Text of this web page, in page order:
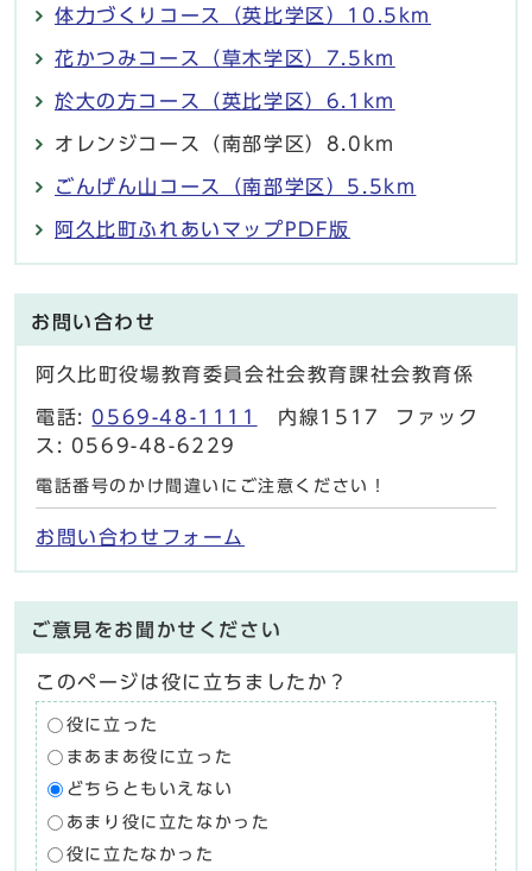
体力づくりコース（英比学区）10.5km
花かつみコース（草木学区）7.5km
於大の方コース（英比学区）6.1km
オレンジコース（南部学区）8.0km
ごんげん山コース（南部学区）5.5km
阿久比町ふれあいマップPDF版
お問い合わせ
阿久比町役場教育委員会社会教育課社会教育係
電話: 0569-48-1111
内線1517 ファック
ス: 0569-48-6229
電話番号のかけ間違いにご注意ください！
お問い合わせフォーム
ご意見をお聞かせください
このページは役に立ちましたか？
役に立った
まあまあ役に立った
どちらともいえない
あまり役に立たなかった
役に立たなかった